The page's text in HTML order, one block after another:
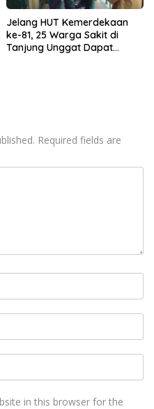
Jelang HUT Kemerdekaan
ke-81, 25 Warga Sakit di
Tanjung Unggat Dapat
Required fields are
in this browser for the